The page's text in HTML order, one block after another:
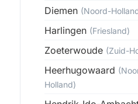
Diemen (Noord-
Harlingen (Friesland)
Zoeterwoude (Zuid-
Heerhugowaard
Holland)